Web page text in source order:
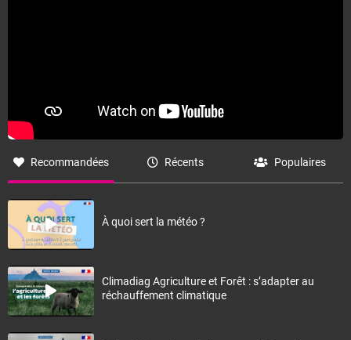
Recommandées Récents Populaires
À quoi sert la météo ?
Climadiag Agriculture et Forêt : s’adapter au
réchauffement climatique